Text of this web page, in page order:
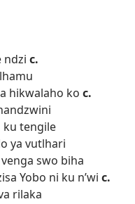
ndzi c.
hikwalaho ko c.
ku tengile
ya vutlhari
swo biha
Yobo ni ku n’wi c.
rilaka